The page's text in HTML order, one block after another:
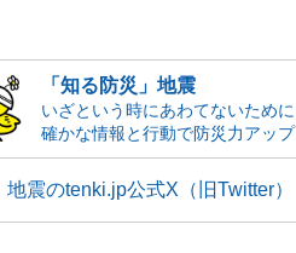
「知る防災」地震
いざという時にあわてないために
確かな情報と行動で防災力アップ
地震のtenki.jp公式X（旧Twitter）